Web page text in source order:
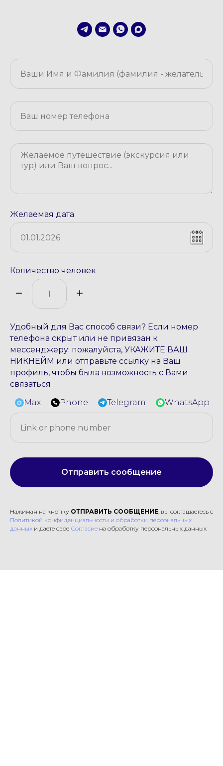
Желаемая дата
Количество человек
Удобный для Вас способ связи? Если номер
телефона скрыт или не привязан к
мессенджеру: пожалуйста, УКАЖИТЕ ВАШ
НИКНЕЙМ или отправьте ссылку на Ваш
профиль, чтобы была возможность с Вами
связаться
Max
Phone Telegram WhatsApp
Отправить сообщение
Нажимая на кнопку ОТПРАВИТЬ СООБЩЕНИЕ , вы соглашаетесь c
Политикой конфиденциальности и обработки персональных
данных и даете свое Согласие на обработку персональных данных